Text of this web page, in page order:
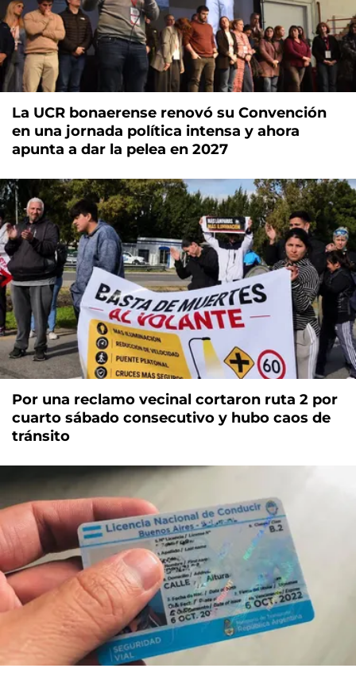
La UCR bonaerense renovó su Convención
en una jornada política intensa y ahora
apunta a dar la pelea en 2027
Por una reclamo vecinal cortaron ruta 2 por
cuarto sábado consecutivo y hubo caos de
tránsito